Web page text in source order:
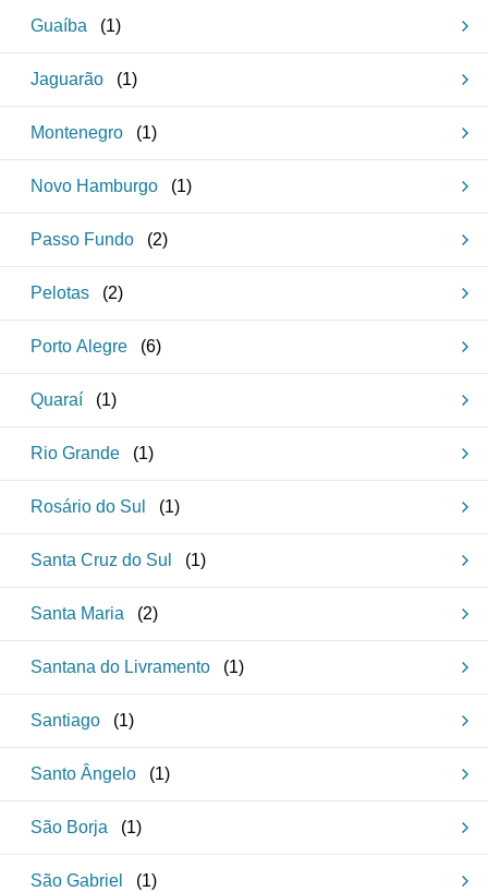
Guaíba (1)
Jaguarão (1)
Montenegro (1)
Novo Hamburgo (1)
Passo Fundo (2)
Pelotas (2)
Porto Alegre (6)
Quaraí (1)
Rio Grande (1)
Rosário do Sul (1)
Santa Cruz do Sul (1)
Santa Maria (2)
Santana do Livramento (1)
Santiago (1)
Santo Ângelo (1)
São Borja (1)
São Gabriel (1)